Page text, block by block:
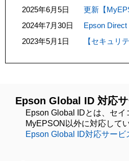
2025年6月5日
更新【
2024年7月30日
Epson
2023年5月1日
【セキュリ
Epson Global ID 対応
Epson Global IDとは、セ
MyEPSON以外に対応して
Epson Global ID対応サービ